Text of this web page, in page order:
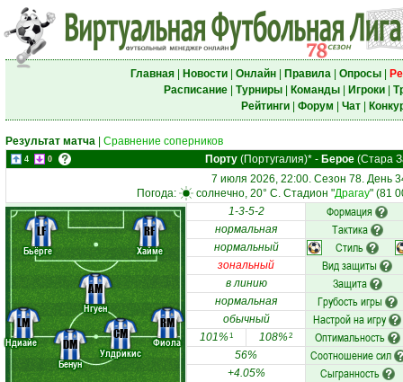
Главная| Новости| Онлайн| Правила| Опросы|
Расписание| Турниры| Команды| Игроки|
Рейтинги| Форум Чат|
Результат матча Сравнение соперников
4 0 Порту (Португалия)* - Берое (Стара
7 июля 2026, 22:00. Сезон 78. День
Погода:
солнечно, 20° C. Стадион "Драгау" (81
Ндиайе
Бенун
Улдрикис
Нгуен
Фиола
Бьёрге Хайме
LM
DM
CM
AM
RM
LF RF
1-3-5-2 Формация
нормальная Тактика
нормальный Стиль
зональный Вид защиты
в линию Защита
нормальная Грубость игры
обычный Настрой на игру
101%1 108%2 Оптимальность
56% Соотношение сил
+4.05% Сыгранность